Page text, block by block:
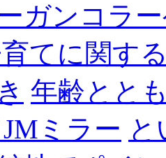
ガンコラ
てに関す
年齢とと
ミラー